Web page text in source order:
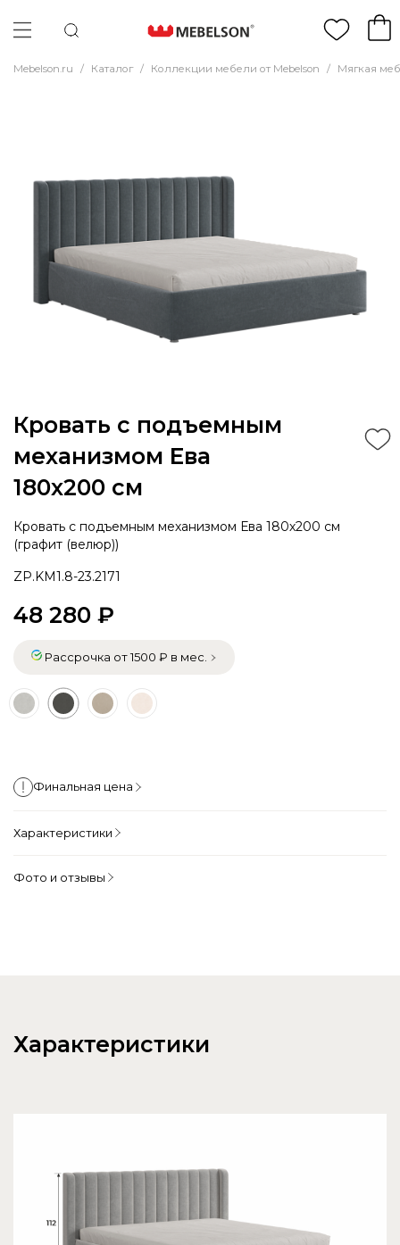
Mebelson.ru / Каталог / Коллекции мебели от Mebelson / Мягкая
Кровать с подъемным
механизмом Ева
180х200 см
Кровать с подъемным механизмом Ева 180х200 см
(графит (велюр))
ZP.KM1.8-23.2171
48 280 ₽
Рассрочка от 1500 ₽ в мес.
Финальная цена
Характеристики
Фото и отзывы
Характеристики